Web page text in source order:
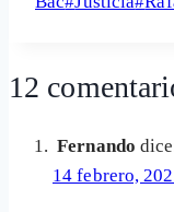
12
Fernando
14 febrero,